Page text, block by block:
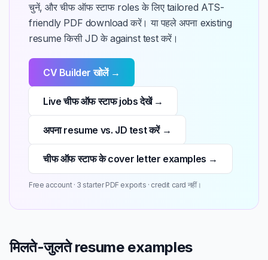
चुनें, और चीफ ऑफ स्टाफ roles के लिए tailored ATS-
friendly PDF download करें। या पहले अपना existing
resume किसी JD के against test करें।
CV Builder खोलें →
Live चीफ ऑफ स्टाफ jobs देखें →
अपना resume vs. JD test करें →
चीफ ऑफ स्टाफ के cover letter examples →
Free account · 3 starter PDF exports · credit card नहीं।
मिलते-जुलते resume examples